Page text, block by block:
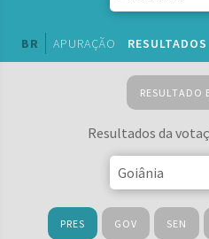
BR APURAÇÃO RESULTADOS
RESULTADO
Resultados da
PRES GOV SEN